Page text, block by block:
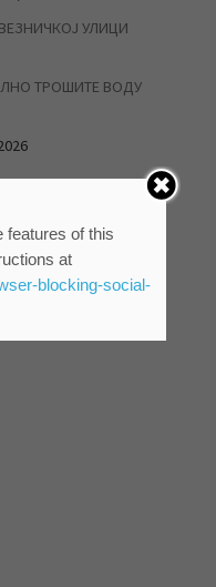
УЛИЦИ
ТРОШИТЕ ВОДУ
КАНАЛУ
features of this
at
blocking-social-